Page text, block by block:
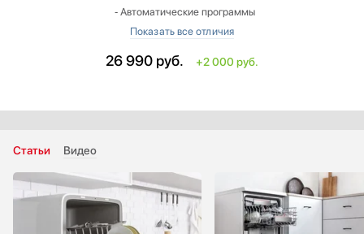
‐ Автоматические программы
‐ Режим половинной загрузки
‐ Таймер отсрочки запуска
Вместимость (комплектов посуды): больше на 3
Стандартные программы мойки:
‐ стекло (40°С)
Цвет панели управления: серебристый
26 990 руб. +2 000 руб.
Статьи Видео